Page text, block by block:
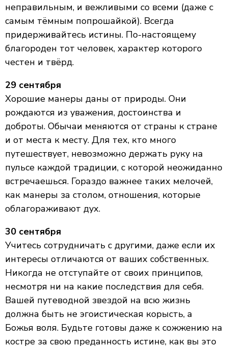
неправильным, и вежливыми со всеми (даже с
самым тёмным попрошайкой). Всегда
придерживайтесь истины. По-настоящему
благороден тот человек, характер которого
честен и твёрд.
29 сентября
Хорошие манеры даны от природы. Они
рождаются из уважения, достоинства и
доброты. Обычаи меняются от страны к стране
и от места к месту. Для тех, кто много
путешествует, невозможно держать руку на
пульсе каждой традиции, с которой неожиданно
встречаешься. Гораздо важнее таких мелочей,
как манеры за столом, отношения, которые
облагораживают дух.
30 сентября
Учитесь сотрудничать с другими, даже если их
интересы отличаются от ваших собственных.
Никогда не отступайте от своих принципов,
несмотря ни на какие последствия для себя.
Вашей путеводной звездой на всю жизнь
должна быть не эгоистическая корысть, а
Божья воля. Будьте готовы даже к сожжению на
костре за свою преданность истине, как вы это